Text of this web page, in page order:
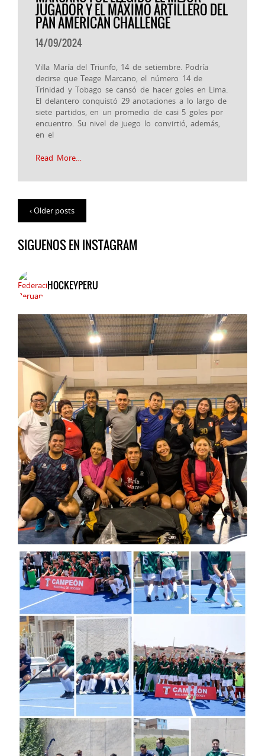
JUGADOR Y EL MÁXIMO ARTILLERO DEL
PAN AMERICAN CHALLENGE
14/09/2024
Villa María del Triunfo, 14 de setiembre. Podría
decirse que Teage Marcano, el número 14 de
Trinidad y Tobago se cansó de hacer goles en Lima.
El delantero conquistó 29 anotaciones a lo largo de
siete partidos, en un promedio de casi 5 goles por
encuentro. Su nivel de juego lo convirtió, además,
en el
Read More…
‹ Older posts
SIGUENOS EN INSTAGRAM
HOCKEYPERU